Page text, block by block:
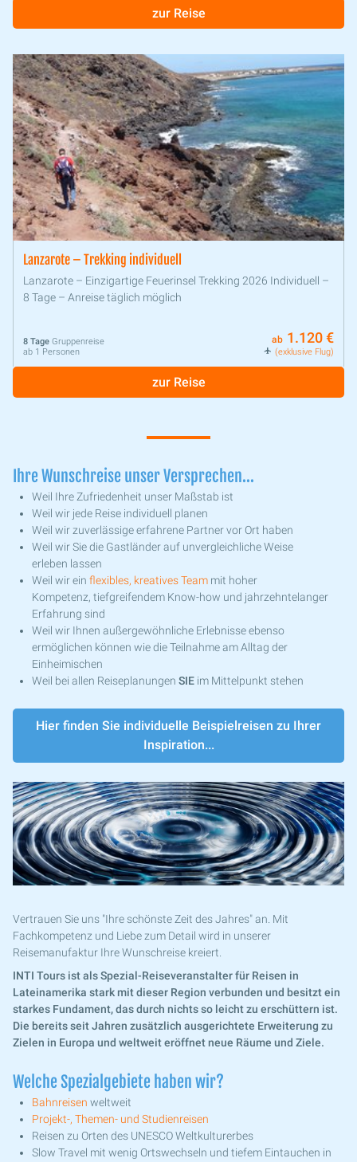
zur Reise
Lanzarote – Trekking individuell
Lanzarote – Einzigartige Feuerinsel Trekking 2026 Individuell –
8 Tage – Anreise täglich möglich
8 Tage Gruppenreise
ab 1 Personen
ab 1.120 €
(exklusive Flug)
zur Reise
Ihre Wunschreise unser Versprechen...
Weil Ihre Zufriedenheit unser Maßstab ist
Weil wir jede Reise individuell planen
Weil wir zuverlässige erfahrene Partner vor Ort haben
Weil wir Sie die Gastländer auf unvergleichliche Weise
erleben lassen
Weil wir ein flexibles, kreatives Team mit hoher
Kompetenz, tiefgreifendem Know-how und jahrzehntelanger
Erfahrung sind
Weil wir Ihnen außergewöhnliche Erlebnisse ebenso
ermöglichen können wie die Teilnahme am Alltag der
Einheimischen
Weil bei allen Reiseplanungen SIE im Mittelpunkt stehen
Hier finden Sie individuelle Beispielreisen zu Ihrer
Inspiration...
Vertrauen Sie uns "Ihre schönste Zeit des Jahres" an. Mit
Fachkompetenz und Liebe zum Detail wird in unserer
Reisemanufaktur Ihre Wunschreise kreiert.
INTI Tours ist als Spezial-Reiseveranstalter für Reisen in
Lateinamerika stark mit dieser Region verbunden und besitzt ein
starkes Fundament, das durch nichts so leicht zu erschüttern ist.
Die bereits seit Jahren zusätzlich ausgerichtete Erweiterung zu
Zielen in Europa und weltweit eröffnet neue Räume und Ziele.
Welche Spezialgebiete haben wir?
Bahnreisen weltweit
Projekt-, Themen- und Studienreisen
Reisen zu Orten des UNESCO Weltkulturerbes
Slow Travel mit wenig Ortswechseln und tiefem Eintauchen in